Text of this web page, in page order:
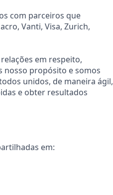
com parceiros que
Vanti, Visa, Zurich,
em respeito,
nosso propósito e somos
unidos, de maneira ágil,
e obter resultados
em: